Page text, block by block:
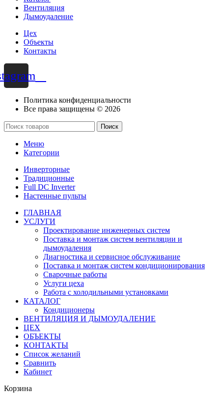
Вентиляция
Дымоудаление
Цех
Объекты
Контакты
Политика конфиденциальности
Все права защищены © 2026
Поиск
Меню
Категории
Инверторные
Традиционные
Full DC Inverter
Настенные пульты
ГЛАВНАЯ
УСЛУГИ
Проектирование инженерных систем
Поставка и монтаж систем вентиляции и
дымоудаления
Диагностика и сервисное обслуживание
Поставка и монтаж систем кондиционирования
Сварочные работы
Услуги цеха
Работа с холодильными установками
КАТАЛОГ
Кондиционеры
ВЕНТИЛЯЦИЯ И ДЫМОУДАЛЕНИЕ
ЦЕХ
ОБЪЕКТЫ
КОНТАКТЫ
Список желаний
Сравнить
Кабинет
Корзина